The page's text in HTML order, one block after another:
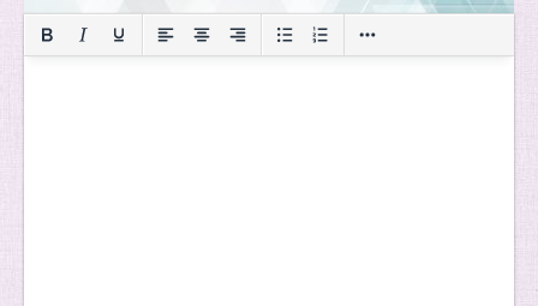
Работа над ошибками. Книга 1. Шанс